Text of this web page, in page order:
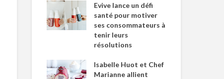
Evive lance un défi
santé pour motiver
ses consommateurs à
tenir leurs
résolutions
Isabelle Huot et Chef
Marianne allient